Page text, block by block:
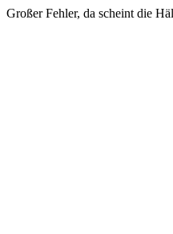
Großer Fehler, da scheint die